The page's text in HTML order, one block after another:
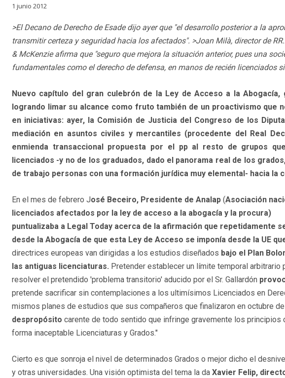
1 junio 2012
>El Decano de Derecho de Esade dijo ayer que "el desarrollo posterior a la
transmitir certeza y seguridad hacia los afectados". >Joan Milà, director de
& McKenzie afirma que "seguro que mejora la situación anterior, pues una
fundamentales como el derecho de defensa, en manos de recién licenciados
Nuevo capítulo del gran culebrón de la Ley de Acceso a la
logrando limar su alcance como fruto también de un proactivismo que
en iniciativas: ayer, la Comisión de Justicia del Congreso de los
mediación en asuntos civiles y mercantiles (procedente del Real
enmienda transaccional propuesta por el pp al resto de grupos
licenciados -y no de los graduados, dado el panorama real de los
de trabajo personas con una formación jurídica muy elemental- hacia la
En el mes de febrero José Beceiro, Presidente de Analap (Asociación
licenciados afectados por la ley de acceso a la abogacía y la procura)
puntualizaba a Legal Today acerca de la afirmación que repetidamente
desde la Abogacía de que esta Ley de Acceso se imponía desde la UE
directrices europeas van dirigidas a los estudios diseñados bajo el Plan
las antiguas licenciaturas. Pretender establecer un límite temporal arbitrario
resolver el pretendido 'problema transitorio' aducido por el Sr. Gallardón
pretende sacrificar sin contemplaciones a los ultimísimos Licenciados en
mismos planes de estudios que sus compañeros que finalizaron en octubre
despropósito carente de todo sentido que infringe gravemente los principios
forma inaceptable Licenciaturas y Grados."
Cierto es que sonroja el nivel de determinados Grados o mejor dicho el
y otras universidades. Una visión optimista del tema la da Xavier Felip,